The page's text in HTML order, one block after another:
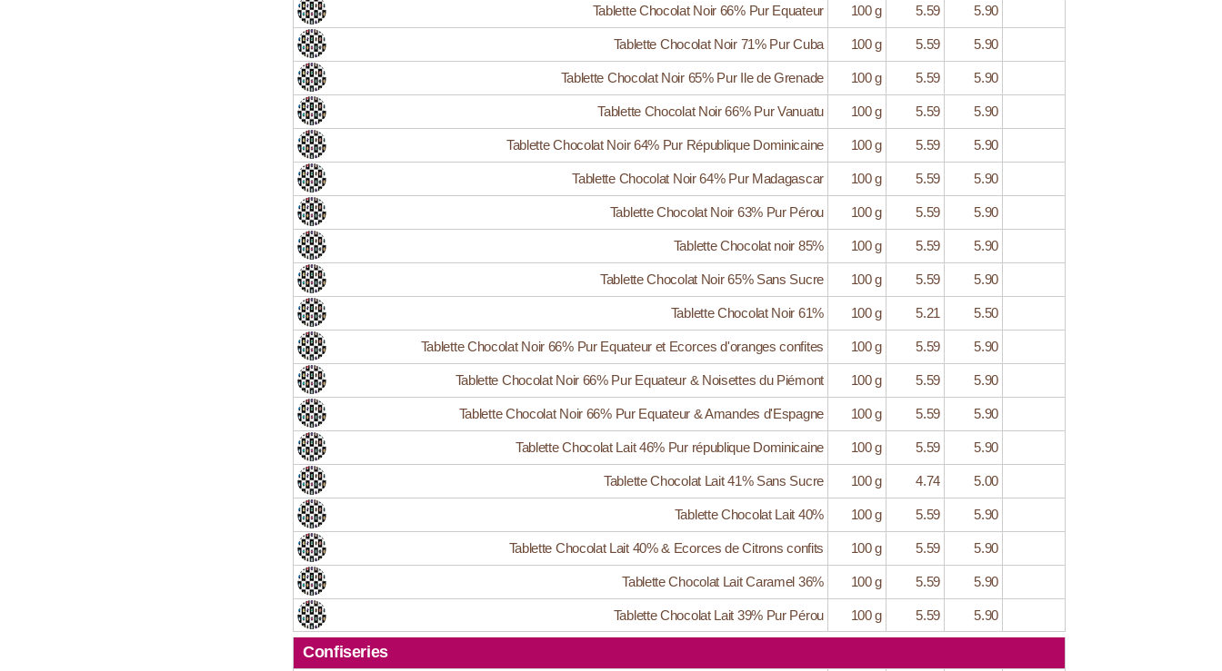
Tablette Chocolat Noir 66% Pur Equateur 100 g 5.59 5.90
Tablette Chocolat Noir 71% Pur Cuba 100 g 5.59 5.90
Tablette Chocolat Noir 65% Pur Ile de Grenade 100 g 5.59 5.90
Tablette Chocolat Noir 66% Pur Vanuatu 100 g 5.59 5.90
Tablette Chocolat Noir 64% Pur République Dominicaine 100 g 5.59 5.90
Tablette Chocolat Noir 64% Pur Madagascar 100 g 5.59 5.90
Tablette Chocolat Noir 63% Pur Pérou 100 g 5.59 5.90
Tablette Chocolat noir 85% 100 g 5.59 5.90
Tablette Chocolat Noir 65% Sans Sucre 100 g 5.59 5.90
Tablette Chocolat Noir 61% 100 g 5.21 5.50
Tablette Chocolat Noir 66% Pur Equateur et Ecorces d'oranges confites 100 g 5.59 5.90
Tablette Chocolat Noir 66% Pur Equateur & Noisettes du Piémont 100 g 5.59 5.90
Tablette Chocolat Noir 66% Pur Equateur & Amandes d'Espagne 100 g 5.59 5.90
Tablette Chocolat Lait 46% Pur république Dominicaine 100 g 5.59 5.90
Tablette Chocolat Lait 41% Sans Sucre 100 g 4.74 5.00
Tablette Chocolat Lait 40% 100 g 5.59 5.90
Tablette Chocolat Lait 40% & Ecorces de Citrons confits 100 g 5.59 5.90
Tablette Chocolat Lait Caramel 36% 100 g 5.59 5.90
Tablette Chocolat Lait 39% Pur Pérou 100 g 5.59 5.90
Confiseries